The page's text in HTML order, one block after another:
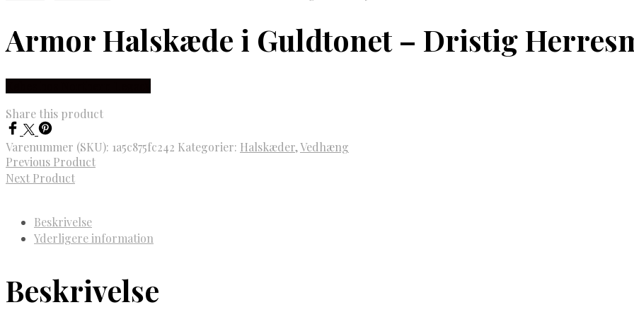
Armor Halskæde i Guldtonet – Dristig
Share this product
Varenummer (SKU): 1a5c875fc242 Kategorier: Halskæder,Vedhæng
Previous Product
Next Product
Beskrivelse
Yderligere information
Beskrivelse